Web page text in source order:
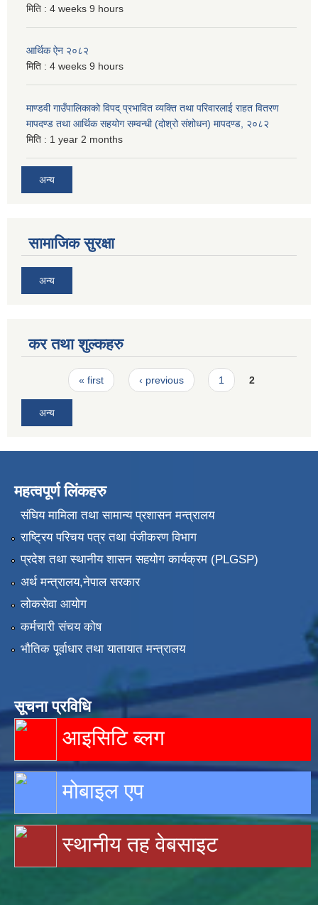
मिति : 4 weeks 9 hours
आर्थिक ऐन २०८२
मिति : 4 weeks 9 hours
माण्डवी गाउँपालिकाको विपद् प्रभावित व्यक्ति तथा परिवारलाई राहत वितरण
मापदण्ड तथा आर्थिक सहयोग सम्वन्धी (दोश्रो संशोधन) मापदण्ड, २०८२
मिति : 1 year 2 months
अन्य
सामाजिक सुरक्षा
अन्य
कर तथा शुल्कहरु
Pages« first ‹ previous 1 2
अन्य
महत्वपूर्ण लिंकहरु
संघिय मामिला तथा सामान्य प्रशासन मन्त्रालय
राष्ट्रिय परिचय पत्र तथा पंजीकरण विभाग
प्रदेश तथा स्थानीय शासन सहयोग कार्यक्रम (PLGSP)
अर्थ मन्त्रालय,नेपाल सरकार
लोकसेवा आयोग
कर्मचारी संचय कोष
भौतिक पूर्वाधार तथा यातायात मन्त्रालय
सूचना प्रविधि
आइसिटि ब्लग
मोबाइल एप
स्थानीय तह वेबसाइट